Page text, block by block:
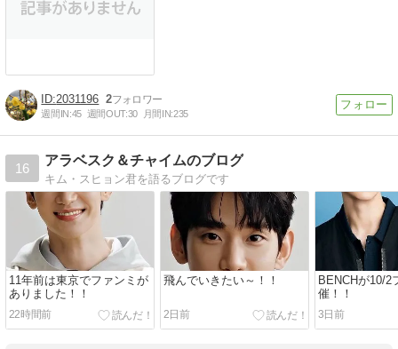
2031196 2
週間IN:45 週間OUT:30 月間IN:235
16
アラベスク＆チャイムのブログ
キム・スヒョン君を語るブログです
11年前は東京でファンミが
ありました！！
22時間前
飛んでいきたい～！！
2日前
BENCHが10/2
催！！
3日前